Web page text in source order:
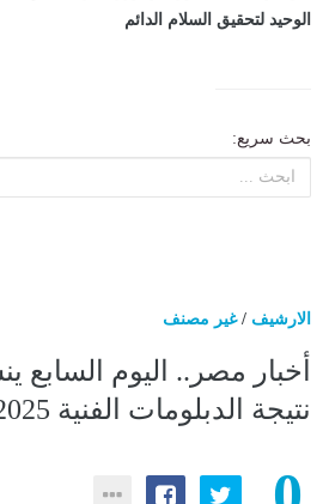
الوحيد لتحقيق السلام الدائم
بحث سريع:
الارشيف /غير مصنف
أخبار مصر.. اليوم السابع
نتيجة الدبلومات الفنية 2025